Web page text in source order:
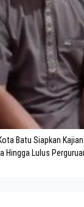
Batu Siapkan Kajian
Hingga Lulus